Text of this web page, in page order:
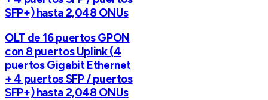
SFP+) hasta 2,048 ONUs
OLT de 16 puertos GPON
con 8 puertos Uplink (4
puertos Gigabit Ethernet
+ 4 puertos SFP / puertos
SFP+) hasta 2,048 ONUs